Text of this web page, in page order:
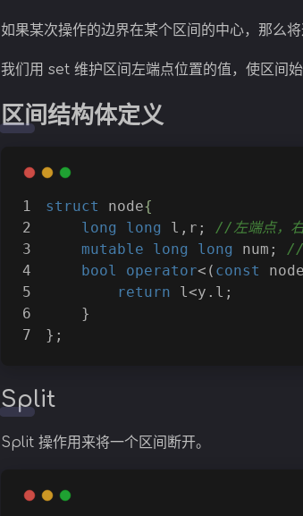
如果某次操作的边界在某个区间的中心，那么将
我们用 set 维护区间左端点位置的值，使区间始
区间结构体定义
struct node{
long
long l,r; //左端点，
mutable
long long num; //
bool
operator<( const
return l<y.l;
	}
};
Split
Split 操作用来将一个区间断开。